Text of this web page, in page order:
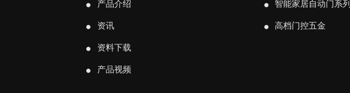
产品介绍
资讯
资料下载
产品视频
智能家居自动门系列
高档门控五金